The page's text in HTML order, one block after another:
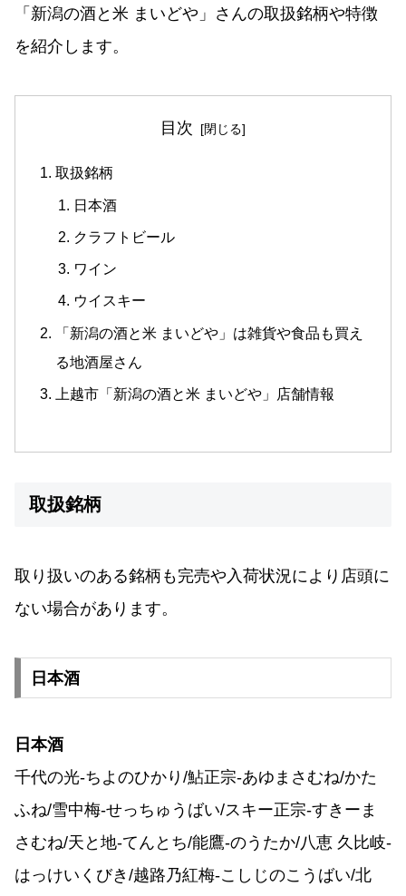
「新潟の酒と米 まいどや」さんの取扱銘柄や特徴
を紹介します。
目次
取扱銘柄
日本酒
クラフトビール
ワイン
ウイスキー
「新潟の酒と米 まいどや」は雑貨や食品も買え
る地酒屋さん
上越市「新潟の酒と米 まいどや」店舗情報
取扱銘柄
取り扱いのある銘柄も完売や入荷状況により店頭に
ない場合があります。
日本酒
日本酒
千代の光-ちよのひかり/鮎正宗-あゆまさむね/かた
ふね/雪中梅-せっちゅうばい/スキー正宗-すきーま
さむね/天と地-てんとち/能鷹-のうたか/八恵 久比岐-
はっけいくびき/越路乃紅梅-こしじのこうばい/北